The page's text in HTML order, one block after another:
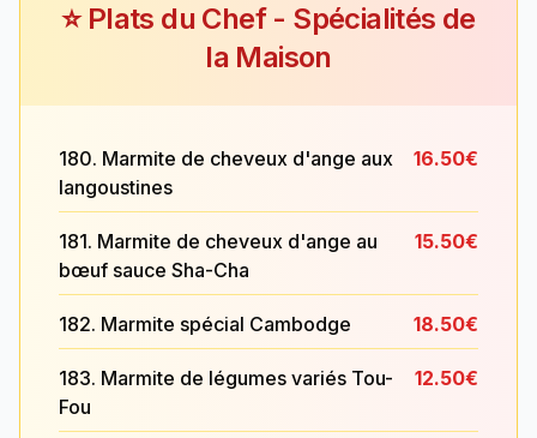
⭐ Plats du Chef - Spécialités de
la Maison
180. Marmite de cheveux d'ange aux
langoustines
16.50€
181. Marmite de cheveux d'ange au
bœuf sauce Sha-Cha
15.50€
182. Marmite spécial Cambodge 18.50€
183. Marmite de légumes variés Tou-
Fou
12.50€